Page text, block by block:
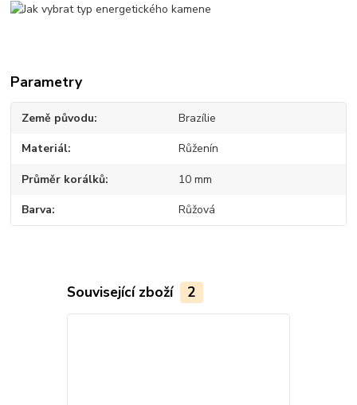
Parametry
Země původu Brazílie
Materiál Růženín
Průměr korálků 10 mm
Barva Růžová
Související zboží 2